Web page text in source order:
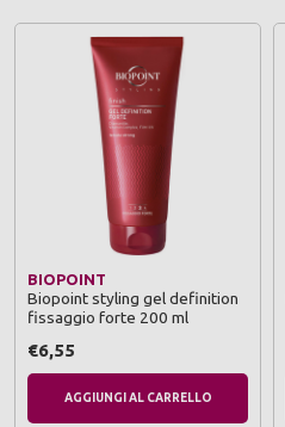
BIOPOINT
Biopoint styling gel definition
fissaggio forte 200 ml
€6,55
AGGIUNGI AL CARRELLO